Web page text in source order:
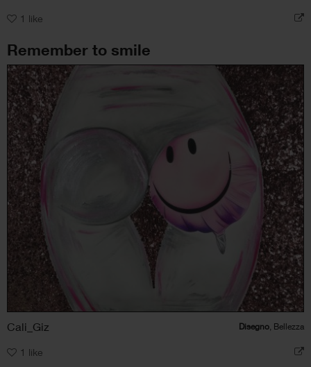
1 like
Remember to smile
Cali_Giz Disegno , Bellezza
1 like